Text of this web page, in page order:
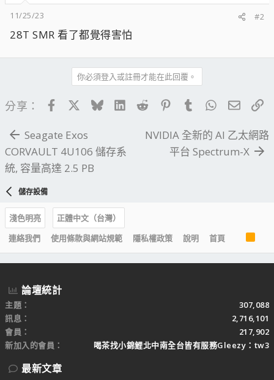
11/25/23
#2
28T SMR 看了都覺得害怕
你必須登入或註冊才能在此回覆。
分享： FacebookBlueskyLinkedIn
Reddit PinterestTumblrWhatsApp
電子
Seagate Exos
CORVAULT 4U106 儲存系
統, 容量高達 2.5 PB
NVIDIA 全新的 AI 乙太網路
平台 Spectrum-X
儲存設備
淺色明亮
正體中文（台灣）
連絡我們
使用條款與網站規範 隱私權政策 說明 首頁
R
S
S
論壇統計
主題
307,088
訊息
2,716,101
會員
217,902
新加入的會員
喝茶找小錦鯉北中南全台皆有服務Gleezy：tw3
最新文章